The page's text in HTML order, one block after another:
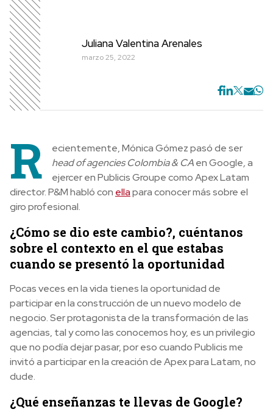
Juliana Valentina Arenales
marzo 25, 2022
R
ecientemente, Mónica Gómez pasó de ser
head of agencies Colombia & CAen Google,a
ejercer en Publicis Groupe como Apex Latam
director. P&M habló con ellapara conocer más sobre el
giro profesional.
¿Cómo se dio este cambio?, cuéntanos
sobre el contexto en el que estabas
cuando se presentó la oportunidad
Pocas veces en la vida tienes la oportunidad de
participar en la construcción de un nuevo modelo de
negocio. Ser protagonista de la transformación de las
agencias, tal y como las conocemos hoy, es un privilegio
que no podía dejar pasar, por eso cuando Publicis me
invitó a participar en la creación de Apex para Latam, no
dude.
¿Qué enseñanzas te llevas de Google?